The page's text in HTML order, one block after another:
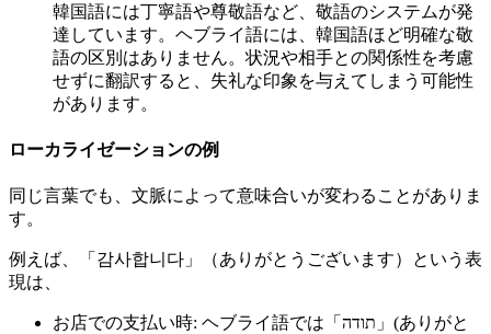
韓国語には丁寧語や尊敬語など、敬語のシステムが発
達しています。ヘブライ語には、韓国語ほど明確な敬
語の区別はありません。状況や相手との関係性を考慮
せずに翻訳すると、失礼な印象を与えてしまう可能性
があります。
ローカライゼーションの例
同じ言葉でも、文脈によって意味合いが変わることがありま
す。
例えば、「감사합니다」（ありがとうございます）という表
現は、
お店での支払い時: ヘブライ語では「תודה」(ありがと